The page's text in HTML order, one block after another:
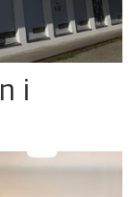
i